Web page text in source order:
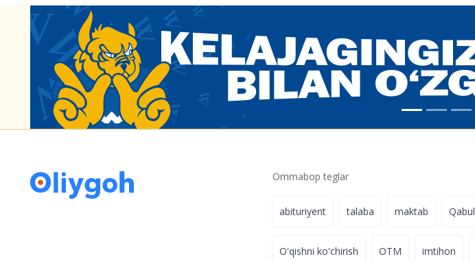
Ommabop teglar
abituriyent talaba maktab Qabul
O'qishni ko'chirish OTM imtihon